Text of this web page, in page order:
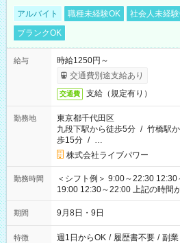
アルバイト 職種未経験OK 社会人未経
ブランクOK
給与
時給1250円～
交通費別途支給あり
交通費 支給（規定有り）
勤務地
東京都千代田区
九段下駅から徒歩5分 / 竹橋駅
歩15分 / …
株式会社ライブパワー
勤務時間
＜シフト例＞ 9:00～22:30
19:00 12:30～22:00 上記の時間から好きな時間を選べます！ ※
時間は変更となる可能性があり
期間 9月8日・9日
特徴 週1日からOK / 履歴書不要 / 副